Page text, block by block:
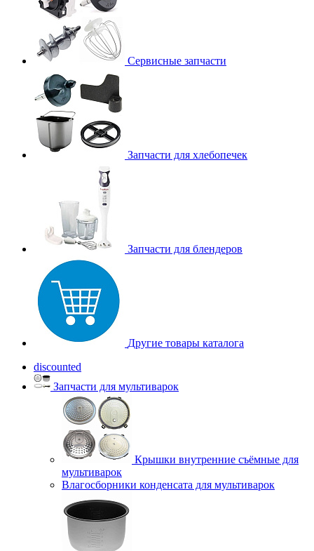
Сервисные запчасти
Запчасти для хлебопечек
Запчасти для блендеров
Другие товары каталога
discounted
Запчасти для мультиварок
Крышки внутренние съёмные для
мультиварок
Влагосборники конденсата для мультиварок